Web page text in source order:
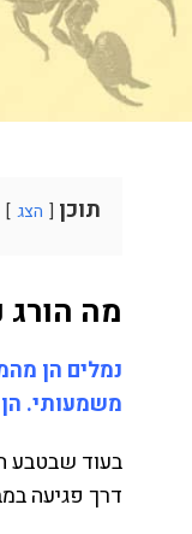
תוכן הצג
מה הורג
נמלים הן
משמעותי.
בעוד שבטבע
דרך פגיעה